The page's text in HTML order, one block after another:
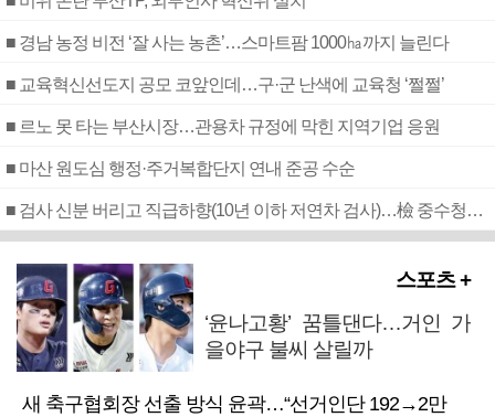
■ 경남 농정 비전 ‘잘 사는 농촌’…스마트팜 1000㏊까지 늘린다
■ 교육혁신선도지 공모 코앞인데…구·군 난색에 교육청 ‘쩔쩔’
■ 르노 못 타는 부산시장…관용차 규정에 막힌 지역기업 응원
■ 마산 원도심 행정·주거복합단지 연내 준공 수순
■ 검사 신분 버리고 직급하향(10년 이하 저연차 검사)…檢 중수청행 기피
스포츠 +
‘윤나고황’ 꿈틀댄다…거인 가
을야구 불씨 살릴까
새 축구협회장 선출 방식 윤곽…“선거인단 192→2만